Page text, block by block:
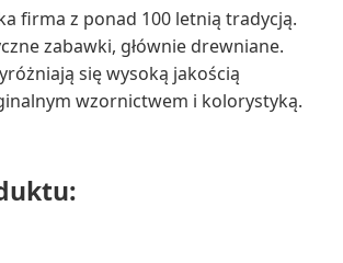
firma z ponad 100 letnią tradycją.
zabawki, głównie drewniane.
się wysoką jakością
wzornictwem i kolorystyką.